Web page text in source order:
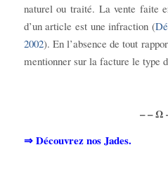
naturel ou traité. La vente faite
d’un article est une infraction (
2002). En l’absence de tout
mentionner sur la facture le type
– – Ω
⇒ Découvrez nos Jades.